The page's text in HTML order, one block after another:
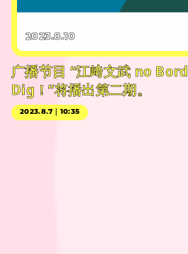
2023.8.10
广播节目 “江﨑文武 no
Dig！”将播出第二期。
2023.8.7｜10:35